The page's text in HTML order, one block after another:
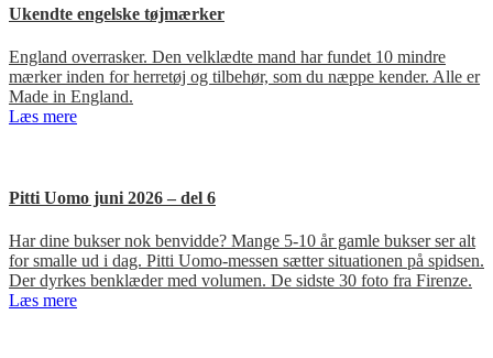
Ukendte engelske tøjmærker
England overrasker. Den velklædte mand har fundet 10 mindre
mærker inden for herretøj og tilbehør, som du næppe kender. Alle er
Made in England.
Læs mere
Pitti Uomo juni 2026 – del 6
Har dine bukser nok benvidde? Mange 5-10 år gamle bukser ser alt
for smalle ud i dag. Pitti Uomo-messen sætter situationen på spidsen.
Der dyrkes benklæder med volumen. De sidste 30 foto fra Firenze.
Læs mere